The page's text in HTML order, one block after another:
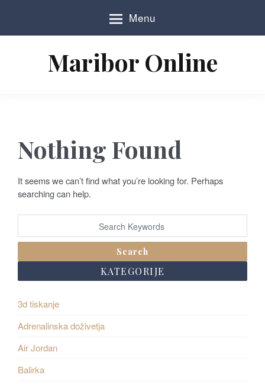
Menu
Maribor Online
Nothing Found
It seems we can’t find what you’re looking for. Perhaps
searching can help.
Search
KATEGORIJE
3d tiskanje
Adrenalinska doživetja
Air Jordan
Balirka